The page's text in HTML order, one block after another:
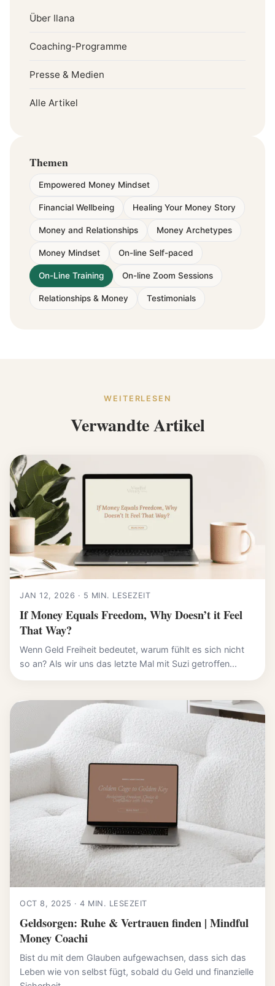
Über Ilana
Coaching-Programme
Presse & Medien
Alle Artikel
Themen
Empowered Money Mindset
Financial Wellbeing Healing Your Money Story
Money and Relationships Money Archetypes
Money Mindset On-line Self-paced
On-Line Training On-line Zoom Sessions
Relationships & Money Testimonials
WEITERLESEN
Verwandte Artikel
JAN 12, 2026 · 5 MIN. LESEZEIT
If Money Equals Freedom, Why Doesn’t it Feel
That Way?
Wenn Geld Freiheit bedeutet, warum fühlt es sich nicht
so an? Als wir uns das letzte Mal mit Suzi getroffen...
OCT 8, 2025 · 4 MIN. LESEZEIT
Geldsorgen: Ruhe & Vertrauen finden | Mindful
Money Coachi
Bist du mit dem Glauben aufgewachsen, dass sich das
Leben wie von selbst fügt, sobald du Geld und finanzielle